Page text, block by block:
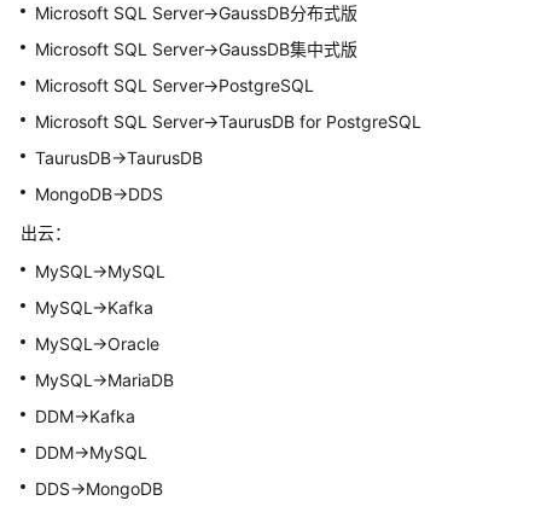
映
射）
看
同
射
出
已
对
象
Microsoft SQL Server->GaussDB分布式版
Microsoft SQL Server->GaussDB集中式版
Microsoft SQL Server->PostgreSQL
Microsoft SQL Server->TaurusDB for PostgreSQL
TaurusDB->TaurusDB
MongoDB->DDS
出云：
MySQL->MySQL
MySQL->Kafka
MySQL->Oracle
MySQL->MariaDB
DDM->Kafka
DDM->MySQL
DDS->MongoDB